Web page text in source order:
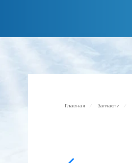
О компании
Новости
Обратная связь
Главная Запчасти